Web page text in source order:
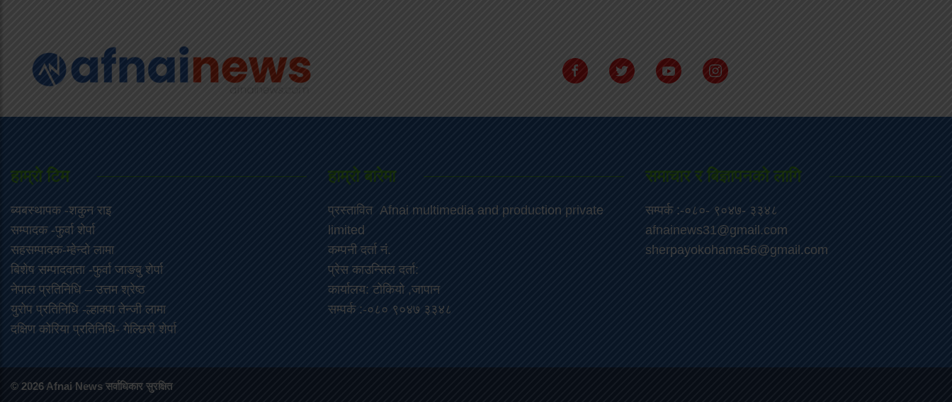
हाम्राे टिम
ब्यबस्थापक -शकुन राइ
सम्पादक -फुर्वा शेर्पा
सहसम्पादक-म्हेन्दो लामा
‍बिशेष सम्पाददाता -फुर्वा जा‌ङबु शेर्पा
नेपाल प्रतिनिधि – उत्तम श्रेष्ठ
युरोप प्रतिनिधि -ल्हाक्पा तेन्जी लामा
दक्षिण कोरिया प्रतिनिधि- गेल्छिरी शेर्पा
हाम्रो बारेमा
प्रस्तावित Afnai multimedia and production private
limited
कम्पनी दर्ता नं.
प्रेस काउन्सिल दर्ता:
कार्यालय: टोकियो ,जापान
सम्पर्क :-०८० ९०४७ ३३४८
समाचार र बिज्ञापनको लागि
सम्पर्क :-०८०- ९०४७- ३३४८
afnainews31@gmail.com
sherpayokohama56@gmail.com
© 2026 Afnai News सर्वाधिकार सुरक्षित